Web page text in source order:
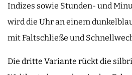
Indizes sowie Stunden- und
wird die Uhr an einem
mit Faltschließe und
Die dritte Variante rückt die